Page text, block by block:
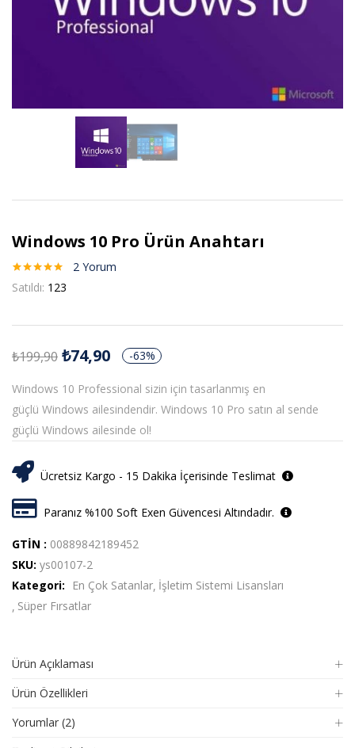
Windows 10 Pro Ürün Anahtarı
müşteri
puanına
5.00puan
2 Yorum
Satıldı: 123
₺199,90 ₺74,90 -63%
Windows 10 Professional sizin için tasarlanmış en
güçlü Windows ailesindendir. Windows 10 Pro satın al sende
güçlü Windows ailesinde ol!
Ücretsiz Kargo - 15 Dakika İçerisinde Teslimat
Paranız %100 Soft Exen Güvencesi Altındadır.
GTİN : 00889842189452
SKU: ys00107-2
Kategori:
En Çok Satanlar İşletim Sistemi Lisansları
Süper Fırsatlar
Ürün Açıklaması
Ürün Özellikleri
Yorumlar (2)